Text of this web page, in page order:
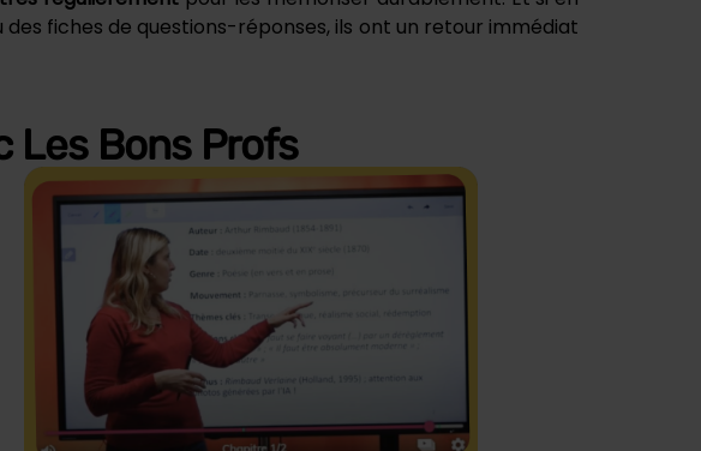
des fiches de questions-réponses, ils ont un retour immédiat
Les Bons Profs